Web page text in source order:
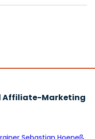
Affiliate-Marketing